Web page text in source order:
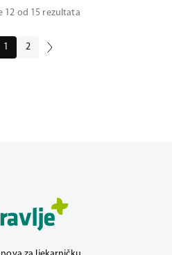
12 od 15 rezultata
1 2